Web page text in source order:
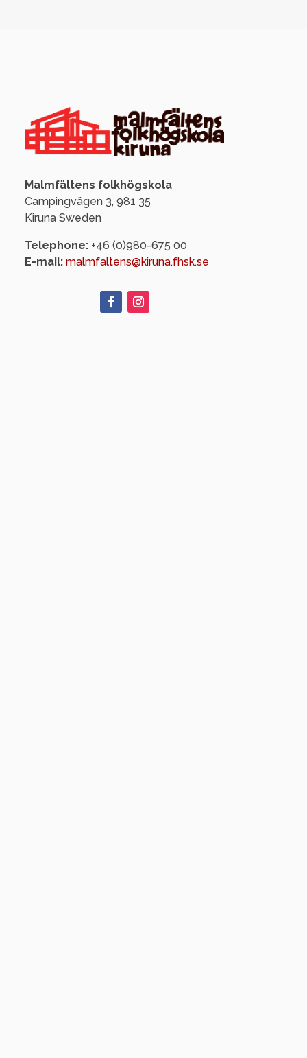
Malmfältens folkhögskola
Campingvägen 3, 981 35
Kiruna Sweden
Telephone: +46 (0)980-675 00
E-mail: malmfaltens@kiruna.fhsk.se